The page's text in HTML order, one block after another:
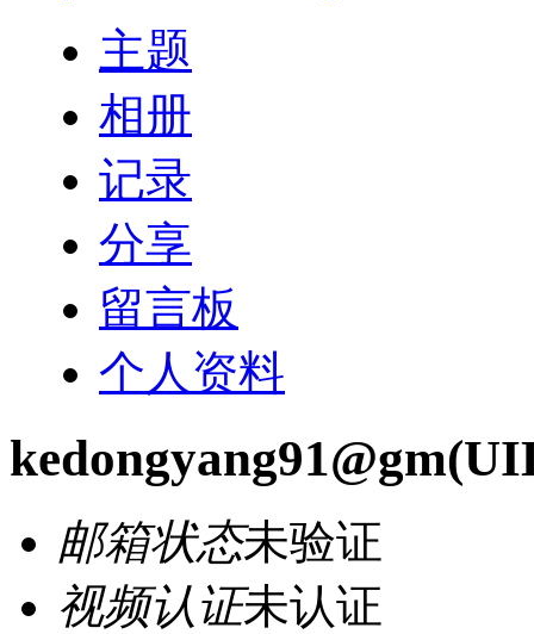
主题
相册
记录
分享
留言板
个人资料
kedongyang91@gm
邮箱状态未验证
视频认证未认证